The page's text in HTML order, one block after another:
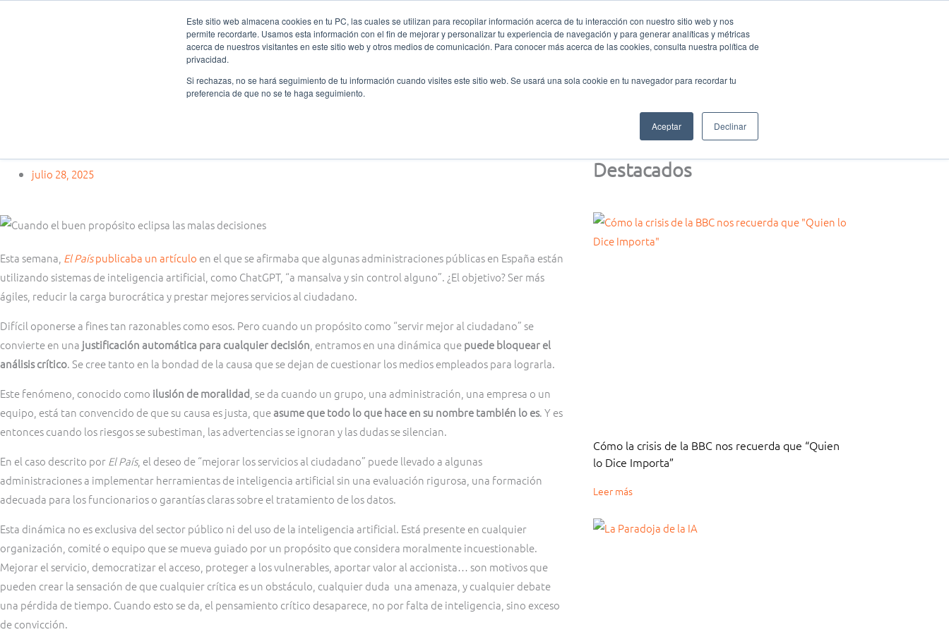
Este sitio web almacena cookies en tu PC, las cuales se utilizan para recopilar información acerca de tu interacción con nuestro sitio web y nos
permite recordarte. Usamos esta información con el fin de mejorar y personalizar tu experiencia de navegación y para generar analíticas y métricas
acerca de nuestros visitantes en este sitio web y otros medios de comunicación. Para conocer más acerca de las cookies, consulta nuestra política de
privacidad.
Si rechazas, no se hará seguimiento de tu información cuando visites este sitio web. Se usará una sola cookie en tu navegador para recordar tu
preferencia de que no se te haga seguimiento.
Aceptar Declinar
Fundación Actívate Quiénes somos Ligas y Torneos Formación Oratoria Eventos Activa-t Blog
julio 28, 2025
Esta semana, El Paíspublicaba un artículo en el que se afirmaba que algunas administraciones públicas en España están
utilizando sistemas de inteligencia artificial, como ChatGPT, “a mansalva y sin control alguno”. ¿El objetivo? Ser más
ágiles, reducir la carga burocrática y prestar mejores servicios al ciudadano.
Difícil oponerse a fines tan razonables como esos. Pero cuando un propósito como “servir mejor al ciudadano” se
convierte en una justificación automática para cualquier decisión , entramos en una dinámica quepuede bloquear el
análisis crítico. Se cree tanto en la bondad de la causa que se dejan de cuestionar los medios empleados para lograrla.
Este fenómeno, conocido como ilusión de moralidad , se da cuando un grupo, una administración, una empresa o un
equipo, está tan convencido de que su causa es justa, queasume que todo lo que hace en su nombre también lo es. Y es
entonces cuando los riesgos se subestiman, las advertencias se ignoran y las dudas se silencian.
En el caso descrito porEl País, el deseo de “mejorar los servicios al ciudadano” puede llevado a algunas
administraciones a implementar herramientas de inteligencia artificial sin una evaluación rigurosa, una formación
adecuada para los funcionarios o garantías claras sobre el tratamiento de los datos.
Esta dinámica no es exclusiva del sector público ni del uso de la inteligencia artificial. Está presente en cualquier
organización, comité o equipo que se mueva guiado por un propósito que considera moralmente incuestionable.
Mejorar el servicio, democratizar el acceso, proteger a los vulnerables, aportar valor al accionista… son motivos que
pueden crear la sensación de que cualquier crítica es un obstáculo, cualquier duda una amenaza, y cualquier debate
una pérdida de tiempo. Cuando esto se da, el pensamiento crítico desaparece, no por falta de inteligencia, sino exceso
de convicción.
Destacados
Cómo la crisis de la BBC nos recuerda que “Quien
lo Dice Importa”
Leer más